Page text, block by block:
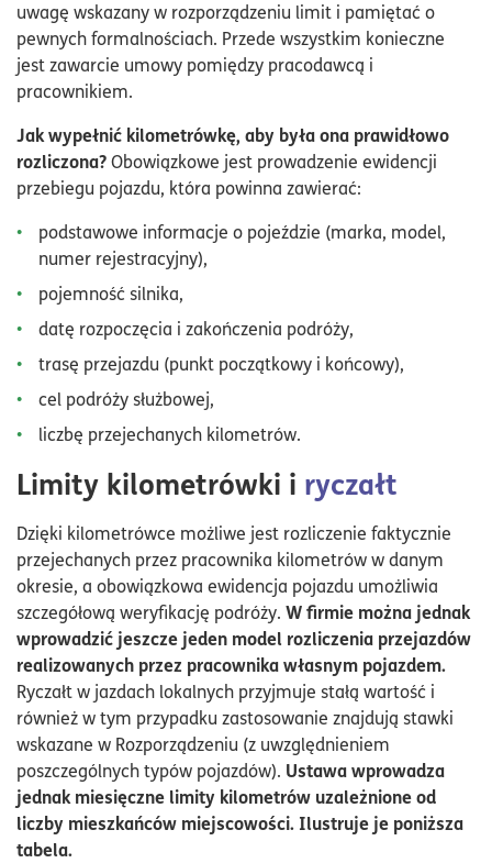
uwagę wskazany w rozporządzeniu limit i pamiętać o
pewnych formalnościach. Przede wszystkim konieczne
jest zawarcie umowy pomiędzy pracodawcą i
pracownikiem.
Jak wypełnić kilometrówkę, aby była ona prawidłowo
rozliczona?Obowiązkowe jest prowadzenie ewidencji
przebiegu pojazdu, która powinna zawierać:
podstawowe informacje o pojeździe (marka, model,
numer rejestracyjny),
pojemność silnika,
datę rozpoczęcia i zakończenia podróży,
trasę przejazdu (punkt początkowy i końcowy),
cel podróży służbowej,
liczbę przejechanych kilometrów.
Limity kilometrówki i ryczałt
Dzięki kilometrówce możliwe jest rozliczenie faktycznie
przejechanych przez pracownika kilometrów w danym
okresie, a obowiązkowa ewidencja pojazdu umożliwia
szczegółową weryfikację podróży. W firmie można jednak
wprowadzić jeszcze jeden model rozliczenia przejazdów
realizowanych przez pracownika własnym pojazdem.
Ryczałt w jazdach lokalnych przyjmuje stałą wartość i
również w tym przypadku zastosowanie znajdują stawki
wskazane w Rozporządzeniu (z uwzględnieniem
poszczególnych typów pojazdów). Ustawa wprowadza
jednak miesięczne limity kilometrów uzależnione od
liczby mieszkańców miejscowości. Ilustruje je poniższa
tabela.